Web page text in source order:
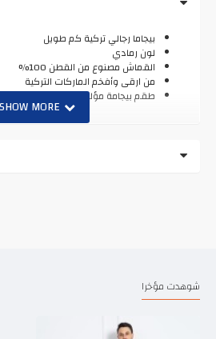
بيجاما رجالي تركية كم طويل
لون رمادي
القماش مصنوع من القطن 100%
من ارقى وأفخم الماركات التركية
طقم بيجامة مؤلف من قطعتين
شوهدت مؤخرا